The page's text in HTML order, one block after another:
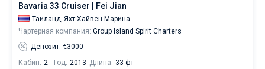
спокойного
отдыха,
так
для
Bavaria 33 Cruiser | Fei Jian
Таиланд, Яхт Хайвен Марина
Чартерная компания: Group Island Spirit Charters
Депозит: €3000
Кабин: 2 Год: 2013 Длина: 33 фт